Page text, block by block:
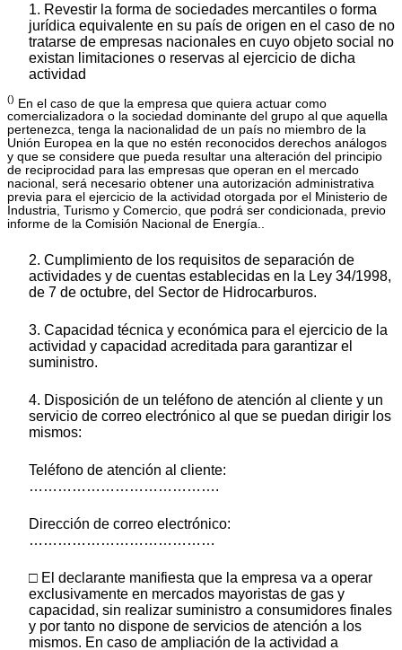
1. Revestir la forma de sociedades mercantiles o forma
jurídica equivalente en su país de origen en el caso de no
tratarse de empresas nacionales en cuyo objeto social no
existan limitaciones o reservas al ejercicio de dicha
actividad
() En el caso de que la empresa que quiera actuar como
comercializadora o la sociedad dominante del grupo al que aquella
pertenezca, tenga la nacionalidad de un país no miembro de la
Unión Europea en la que no estén reconocidos derechos análogos
y que se considere que pueda resultar una alteración del principio
de reciprocidad para las empresas que operan en el mercado
nacional, será necesario obtener una autorización administrativa
previa para el ejercicio de la actividad otorgada por el Ministerio de
Industria, Turismo y Comercio, que podrá ser condicionada, previo
informe de la Comisión Nacional de Energía..
2. Cumplimiento de los requisitos de separación de
actividades y de cuentas establecidas en la Ley 34/1998,
de 7 de octubre, del Sector de Hidrocarburos.
3. Capacidad técnica y económica para el ejercicio de la
actividad y capacidad acreditada para garantizar el
suministro.
4. Disposición de un teléfono de atención al cliente y un
servicio de correo electrónico al que se puedan dirigir los
mismos:
Teléfono de atención al cliente:
………………………………….
Dirección de correo electrónico:
…………………………………
□ El declarante manifiesta que la empresa va a operar
exclusivamente en mercados mayoristas de gas y
capacidad, sin realizar suministro a consumidores finales
y por tanto no dispone de servicios de atención a los
mismos. En caso de ampliación de la actividad a